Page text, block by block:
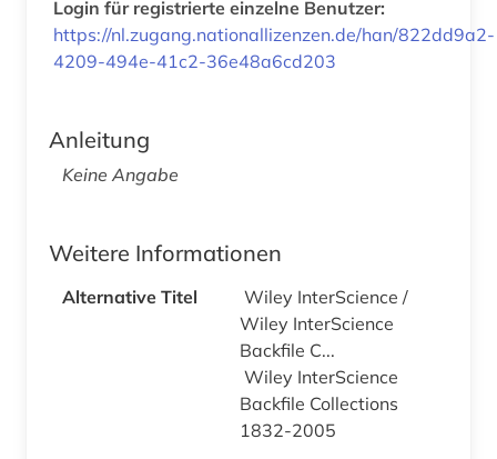
Login für registrierte einzelne Benutzer:
https://nl.zugang.nationallizenzen.de/han/822dd9a2-
4209-494e-41c2-36e48a6cd203
Anleitung
Keine Angabe
Weitere Informationen
Alternative Titel
Wiley InterScience /
Wiley InterScience
Backfile C...
Wiley InterScience
Backfile Collections
1832-2005